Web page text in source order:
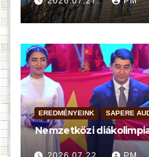
EREDMÉNYEINK SAPERE
Nemzetközi